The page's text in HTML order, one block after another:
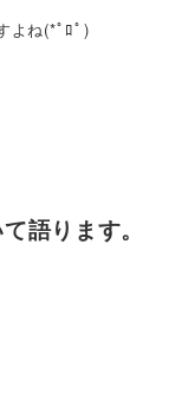
よね(*ﾟﾛﾟ)
語ります。